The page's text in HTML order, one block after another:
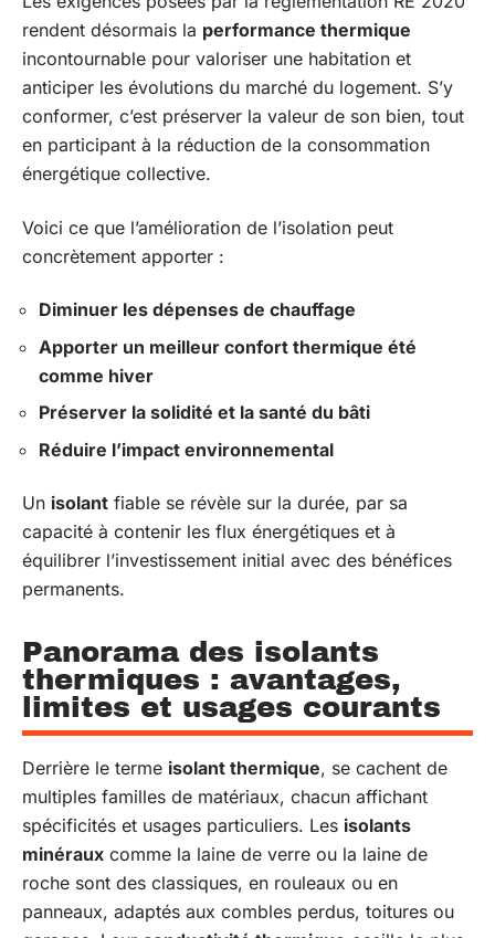
rendent désormais la performance thermique
incontournable pour valoriser une habitation et
anticiper les évolutions du marché du logement. S’y
conformer, c’est préserver la valeur de son bien, tout
en participant à la réduction de la consommation
énergétique collective.
Voici ce que l’amélioration de l’isolation peut
concrètement apporter :
Diminuer les dépenses de chauffage
Apporter un meilleur confort thermique été
comme hiver
Préserver la solidité et la santé du bâti
Réduire l’impact environnemental
Un isolant fiable se révèle sur la durée, par sa
capacité à contenir les flux énergétiques et à
équilibrer l’investissement initial avec des bénéfices
permanents.
Panorama des isolants
thermiques : avantages,
limites et usages courants
Derrière le terme isolant thermique, se cachent de
multiples familles de matériaux, chacun affichant
spécificités et usages particuliers. Les isolants
minéraux comme la laine de verre ou la laine de
roche sont des classiques, en rouleaux ou en
panneaux, adaptés aux combles perdus, toitures ou